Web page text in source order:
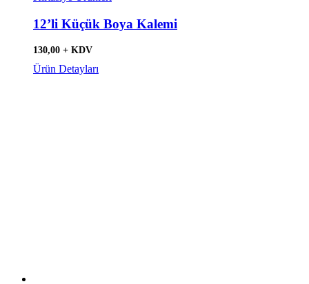
12’li Küçük Boya Kalemi
130,00 + KDV
Ürün Detayları